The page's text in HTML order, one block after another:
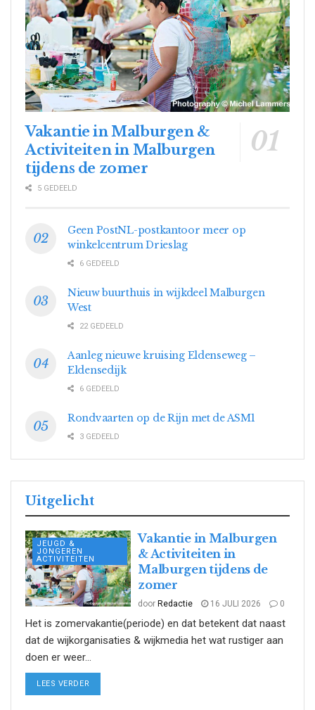
Vakantie in Malburgen &
Activiteiten in Malburgen
tijdens de zomer
5 GEDEELD
Geen PostNL-postkantoor meer op
winkelcentrum Drieslag
6 GEDEELD
Nieuw buurthuis in wijkdeel Malburgen
West
22 GEDEELD
Aanleg nieuwe kruising Eldenseweg –
Eldensedijk
6 GEDEELD
Rondvaarten op de Rijn met de ASM1
3 GEDEELD
Uitgelicht
JEUGD &
JONGEREN
ACTIVITEITEN
Vakantie in Malburgen
& Activiteiten in
Malburgen tijdens de
zomer
door Redactie 16 JULI 2026 0
Het is zomervakantie(periode) en dat betekent dat naast
dat de wijkorganisaties & wijkmedia het wat rustiger aan
doen er weer...
LEES VERDER